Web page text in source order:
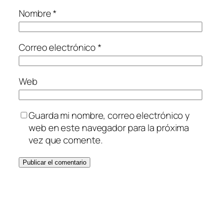
Nombre*
Correo electrónico*
Web
Guarda mi nombre, correo electrónico y
web en este navegador para la próxima
vez que comente.